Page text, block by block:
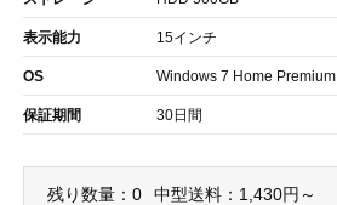
表示能力 15インチ
OS Windows 7 Home Premium
保証期間 30日間
残り数量：0 中型送料：1,430円～